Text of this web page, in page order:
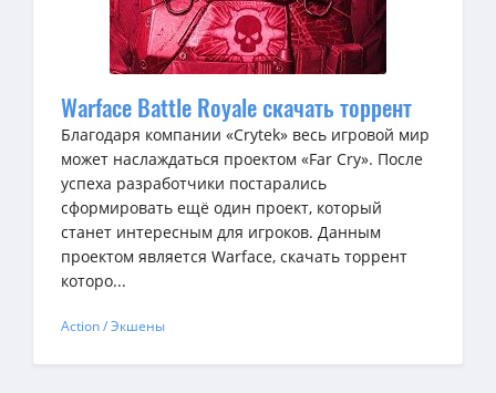
Warface Battle Royale скачать торрент
Благодаря компании «Crytek» весь игровой мир
может наслаждаться проектом «Far Cry». После
успеха разработчики постарались
сформировать ещё один проект, который
станет интересным для игроков. Данным
проектом является Warface, скачать торрент
которо...
Action / Экшены